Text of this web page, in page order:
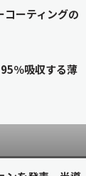
コーティングの
％吸収する薄